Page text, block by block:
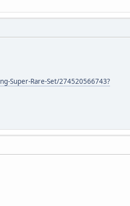
Super-Rare-Set/274520566743?